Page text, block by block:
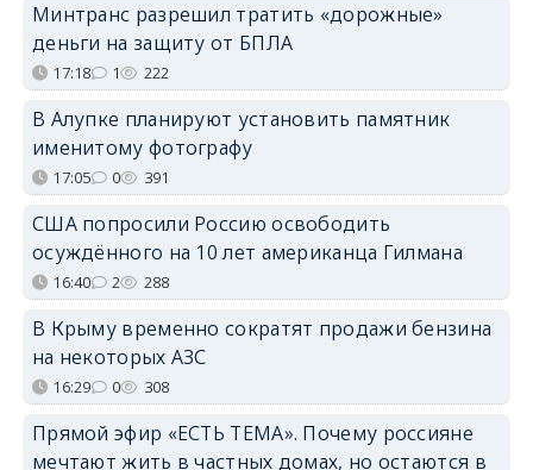
Минтранс разрешил тратить «дорожные»
деньги на защиту от БПЛА
17:18 1 222
В Алупке планируют установить памятник
именитому фотографу
17:05 0 391
США попросили Россию освободить
осуждённого на 10 лет американца Гилмана
16:40 2 288
В Крыму временно сократят продажи бензина
на некоторых АЗС
16:29 0 308
Прямой эфир «ЕСТЬ ТЕМА». Почему россияне
мечтают жить в частных домах, но остаются в